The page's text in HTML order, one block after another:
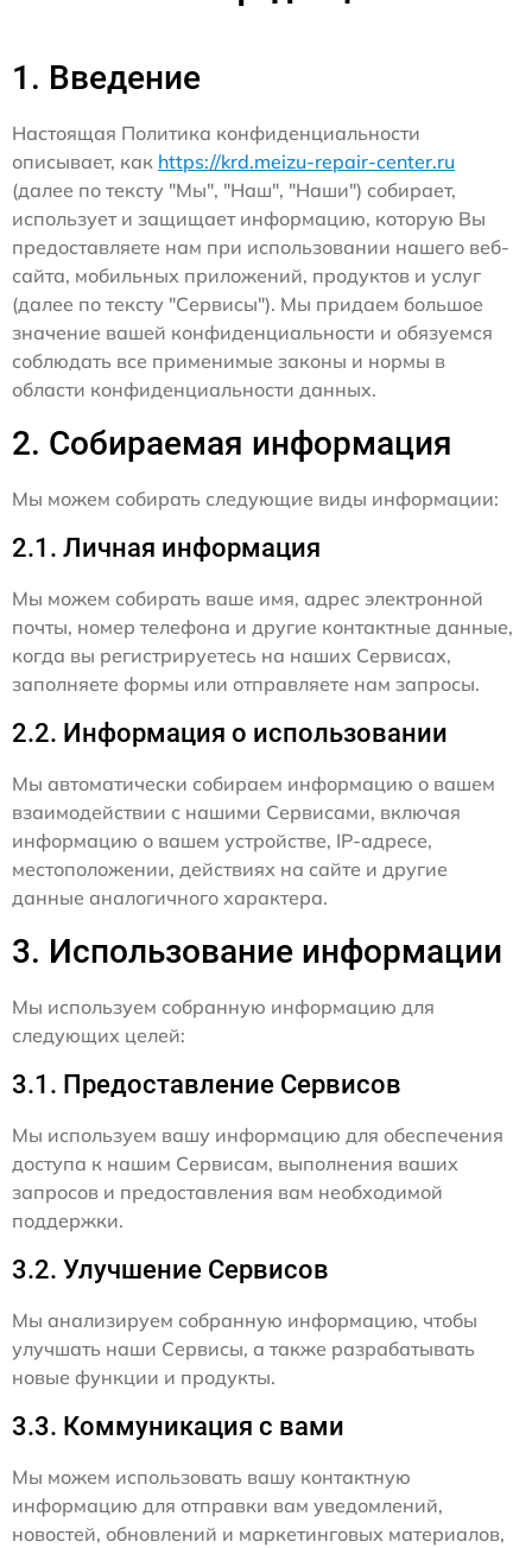
1. Введение
Настоящая Политика конфиденциальности
описывает, как https://krd.meizu-repair-center.ru
(далее по тексту "Мы", "Наш", "Наши") собирает,
использует и защищает информацию, которую Вы
предоставляете нам при использовании нашего веб-
сайта, мобильных приложений, продуктов и услуг
(далее по тексту "Сервисы"). Мы придаем большое
значение вашей конфиденциальности и обязуемся
соблюдать все применимые законы и нормы в
области конфиденциальности данных.
2. Собираемая информация
Мы можем собирать следующие виды информации:
2.1. Личная информация
Мы можем собирать ваше имя, адрес электронной
почты, номер телефона и другие контактные данные,
когда вы регистрируетесь на наших Сервисах,
заполняете формы или отправляете нам запросы.
2.2. Информация о использовании
Мы автоматически собираем информацию о вашем
взаимодействии с нашими Сервисами, включая
информацию о вашем устройстве, IP-адресе,
местоположении, действиях на сайте и другие
данные аналогичного характера.
3. Использование информации
Мы используем собранную информацию для
следующих целей:
3.1. Предоставление Сервисов
Мы используем вашу информацию для обеспечения
доступа к нашим Сервисам, выполнения ваших
запросов и предоставления вам необходимой
поддержки.
3.2. Улучшение Сервисов
Мы анализируем собранную информацию, чтобы
улучшать наши Сервисы, а также разрабатывать
новые функции и продукты.
3.3. Коммуникация с вами
Мы можем использовать вашу контактную
информацию для отправки вам уведомлений,
новостей, обновлений и маркетинговых материалов,